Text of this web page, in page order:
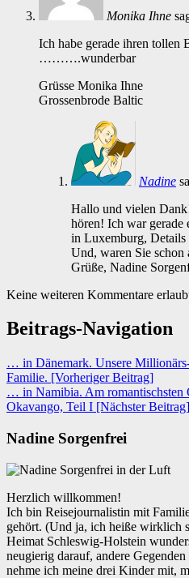
Monika Ihne
Ich habe gerade ihren tollen
……….wunderbar
Grüsse Monika Ihne
Grossenbrode Baltic
Nadine
Hallo und vielen
hören! Ich war gerade
in Luxemburg, Details
Und, waren Sie schon
Grüße, Nadine
Keine weiteren Kommentare
Beitrags-Navigation
… in Dänemark. Unsere
Familie. [Vorheriger Beitrag]
… in Namibia. Am romantischsten
Okavango, Teil I [Nächster Beitrag]
Nadine Sorgenfrei
Herzlich willkommen!
Ich bin Reisejournalistin mit
gehört. (Und ja, ich heiße wirklich
Heimat Schleswig-Holstein
neugierig darauf, andere
nehme ich meine drei Kinder mit,